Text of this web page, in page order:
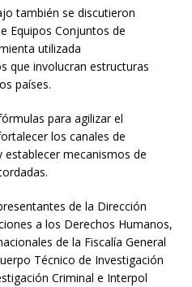
también se discutieron
Equipos Conjuntos de
utilizada
que involucran estructuras
países.
para agilizar el
los canales de
mecanismos de
de la Dirección
a los Derechos Humanos,
de la Fiscalía General
Técnico de Investigación
Criminal e Interpol